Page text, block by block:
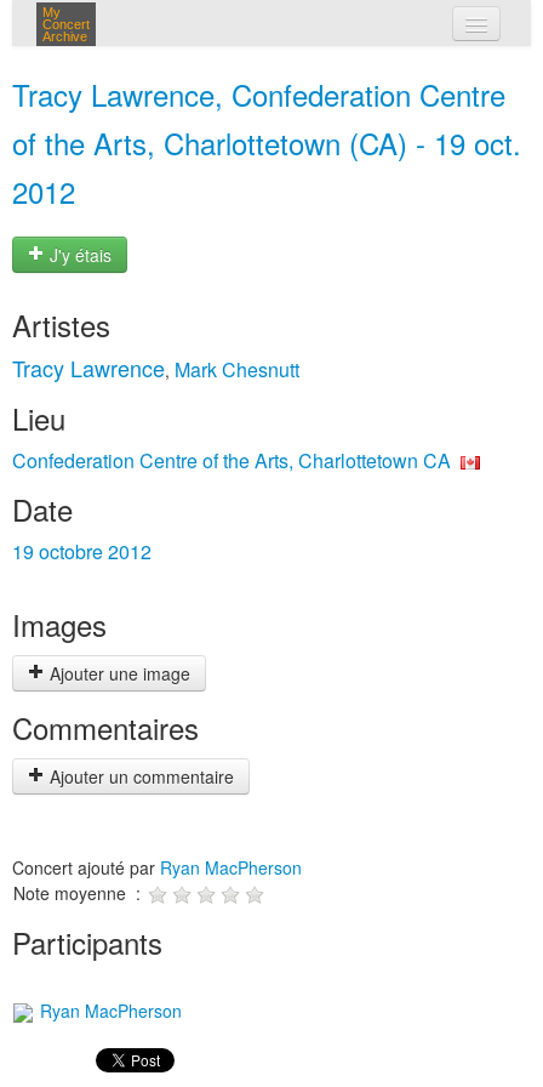
My
Concert
Archive
Tracy Lawrence, Confederation Centre
of the Arts, Charlottetown (CA) - 19 oct.
2012
J'y étais
Artistes
Tracy Lawrence, Mark Chesnutt
Lieu
Confederation Centre of the Arts, Charlottetown CA
Date
19 octobre 2012
Images
Ajouter une image
Commentaires
Ajouter un commentaire
Concert ajouté par Ryan MacPherson
Note moyenne :
Participants
Ryan MacPherson